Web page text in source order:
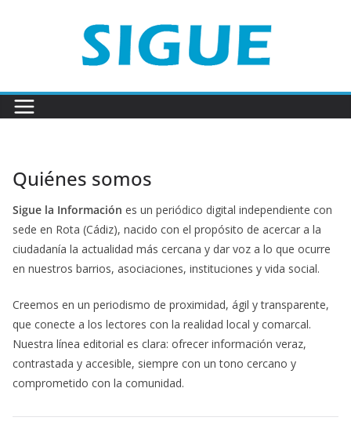
Quiénes somos
Sigue la Información es un periódico digital independiente con
sede en Rota (Cádiz), nacido con el propósito de acercar a la
ciudadanía la actualidad más cercana y dar voz a lo que ocurre
en nuestros barrios, asociaciones, instituciones y vida social.
Creemos en un periodismo de proximidad, ágil y transparente,
que conecte a los lectores con la realidad local y comarcal.
Nuestra línea editorial es clara: ofrecer información veraz,
contrastada y accesible, siempre con un tono cercano y
comprometido con la comunidad.